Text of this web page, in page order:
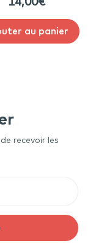
au panier
recevoir les